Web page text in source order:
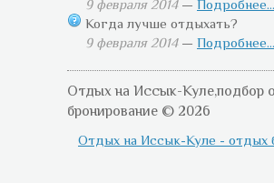
9 февраля 2014— Подробнее...
Когда лучше отдыхать?
9 февраля 2014— Подробнее...
Отдых на Иссык-Куле,подбор
бронирование © 2026
Отдых на Иссык-Куле - отдых